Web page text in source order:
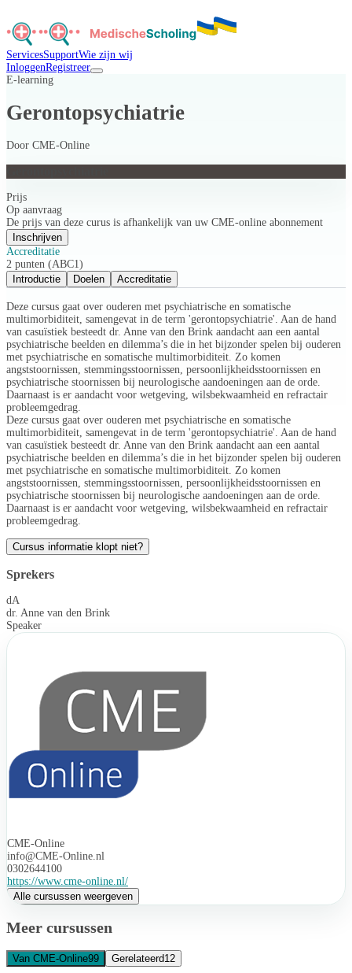
ServicesSupportWie zijn wij
InloggenRegistreer
E-learning
Gerontopsychiatrie
Door CME-Online
Prijs
Op aanvraag
De prijs van deze curus is afhankelijk van uw CME-online abonnement
Inschrijven
Accreditatie
2 punten (ABC1)
Introductie
Doelen Accreditatie
Deze cursus gaat over ouderen met psychiatrische en somatische
multimorbiditeit, samengevat in de term 'gerontopsychiatrie'. Aan de hand
van casuïstiek besteedt dr. Anne van den Brink aandacht aan een aantal
psychiatrische beelden en dilemma’s die in het bijzonder spelen bij ouderen
met psychiatrische en somatische multimorbiditeit. Zo komen
angststoornissen, stemmingsstoornissen, persoonlijkheidsstoornissen en
psychiatrische stoornissen bij neurologische aandoeningen aan de orde.
Daarnaast is er aandacht voor wetgeving, wilsbekwaamheid en refractair
probleemgedrag.
Deze cursus gaat over ouderen met psychiatrische en somatische
multimorbiditeit, samengevat in de term 'gerontopsychiatrie'. Aan de hand
van casuïstiek besteedt dr. Anne van den Brink aandacht aan een aantal
psychiatrische beelden en dilemma’s die in het bijzonder spelen bij ouderen
met psychiatrische en somatische multimorbiditeit. Zo komen
angststoornissen, stemmingsstoornissen, persoonlijkheidsstoornissen en
psychiatrische stoornissen bij neurologische aandoeningen aan de orde.
Daarnaast is er aandacht voor wetgeving, wilsbekwaamheid en refractair
probleemgedrag.
Cursus informatie klopt niet?
Sprekers
dA
dr. Anne van den Brink
Speaker
CME-Online
info@CME-Online.nl
0302644100
https://www.cme-online.nl/
Alle cursussen weergeven
Meer cursussen
Van CME-Online99 Gerelateerd12